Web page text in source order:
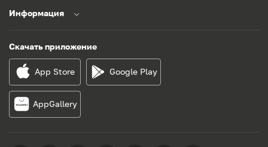
Информация
Скачать приложение
App Store Google Play
AppGallery